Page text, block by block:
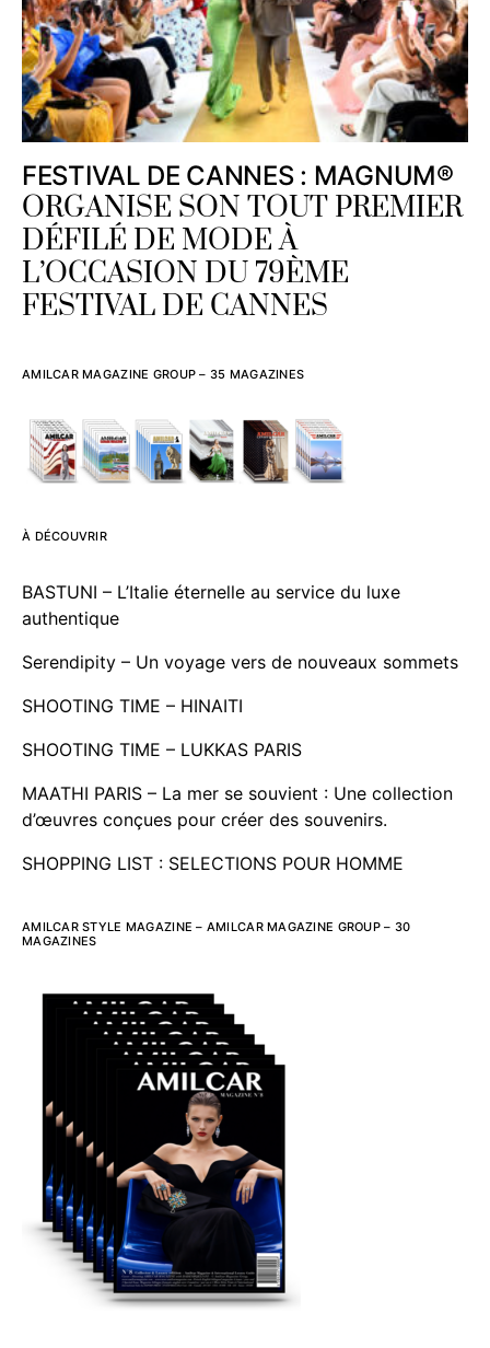
FESTIVAL DE CANNES : MAGNUM®
ORGANISE SON TOUT PREMIER
DÉFILÉ DE MODE À
L’OCCASION DU 79ÈME
FESTIVAL DE CANNES
AMILCAR MAGAZINE GROUP – 35 MAGAZINES
À DÉCOUVRIR
BASTUNI – L’Italie éternelle au service du luxe
authentique
Serendipity – Un voyage vers de nouveaux sommets
SHOOTING TIME – HINAITI
SHOOTING TIME – LUKKAS PARIS
MAATHI PARIS – La mer se souvient : Une collection
d’œuvres conçues pour créer des souvenirs.
SHOPPING LIST : SELECTIONS POUR HOMME
AMILCAR STYLE MAGAZINE – AMILCAR MAGAZINE GROUP – 30
MAGAZINES